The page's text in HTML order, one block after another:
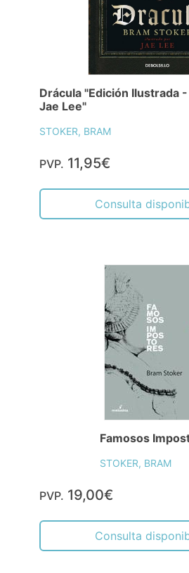
Drácula "Edición Ilustrada
Jae Lee"
STOKER, BRAM
PVP. 11,95€
Consulta
Famosos
STOKER, BRAM
PVP. 19,00€
Consulta